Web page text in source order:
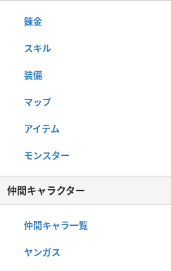
錬金
スキル
装備
マップ
アイテム
モンスター
仲間キャラクター
仲間キャラ一覧
ヤンガス